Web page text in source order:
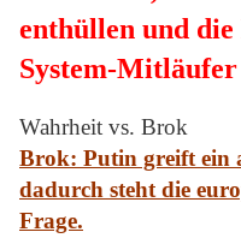
enthüllen und die
System-Mitläufer
Wahrheit vs. Brok
Brok: Putin greift ein
dadurch steht die
Frage.